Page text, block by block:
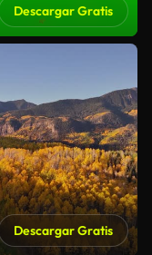
Descargar Gratis
Descargar Gratis